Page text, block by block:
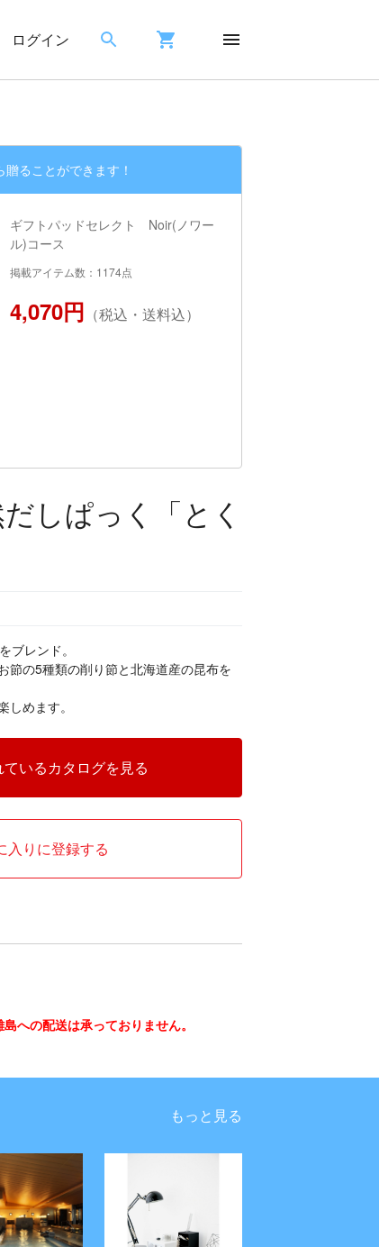
ログイン
ることができます！
ギフトパッドセレクト Noir(ノワー
ル)コース
掲載アイテム数：1174点
4,070円 （税込・送料込）
しぱっく「とく
ブレンド。
節の5種類の削り節と北海道産の昆布を
めます。
いるカタログを見る
入りに登録する
への配送は承っておりません。
もっと見る